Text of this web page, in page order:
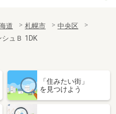
道 札幌市
中央区
ュＢ 1DK
「住みたい街」
を見つけよう